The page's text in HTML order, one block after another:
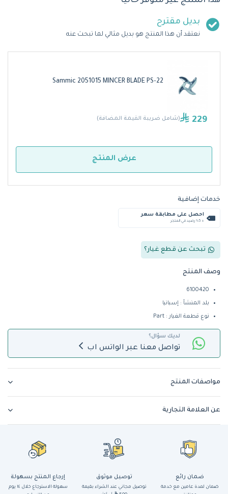
بديل مقترح
نعتقد أن هذا المنتج هو بديل مثالي لما تبحث عنه
Sammic 2051015 MINCER BLADE PS-22
229 (شامل ضريبة القيمة المضافة)
عرض المنتج
خدمات إضافية
احصل على مطابقة سعر
+ %5 رصيد في المتجر
تبحث عن قطع غيار؟
وصف المنتج
6100420
بلد المنشأ : إسبانيا
نوع قطعة الغيار : Part
لديك سؤال؟
تواصل معنا عبر الواتس اب
مواصفات المنتج
عن العلامة التجارية
ضمان رائع
ضمان لمدة عامين مع خدمة
توصيل موثوق
توصيل مجاني عند الشراء بقيمة
إرجاع المنتج بسهولة
سهولة الاسترجاع خلال ١٤ يوم